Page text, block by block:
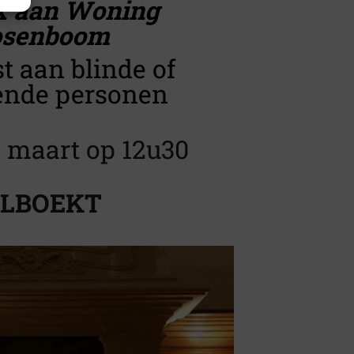
aan Woning
aan blinde of
personen
op 12u30